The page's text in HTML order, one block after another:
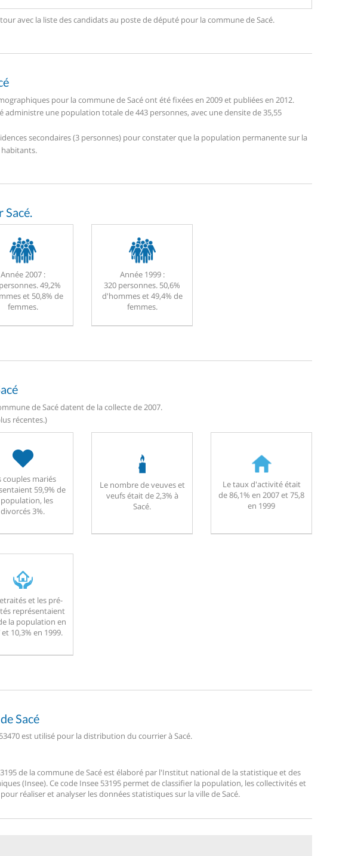
avec la liste des candidats au poste de député pour la commune de Sacé.
pour la commune de Sacé ont été fixées en 2009 et publiées en 2012.
administre une population totale de 443 personnes, avec une densite de 35,55
secondaires (3 personnes) pour constater que la population permanente sur la
habitants.
Sacé.
Année 2007 :
49,2%
et 50,8% de
femmes.
Année 1999 :
320 personnes. 50,6%
d'hommes et 49,4% de
femmes.
de Sacé datent de la collecte de 2007.
récentes.)
couples mariés
59,9% de
population, les
divorcés 3%.
Le nombre de veuves et
veufs était de 2,3% à
Sacé.
Le taux d'activité était
de 86,1% en 2007 et 75,8
en 1999
et les pré-
représentaient
la population en
10,3% en 1999.
Sacé
est utilisé pour la distribution du courrier à Sacé.
de la commune de Sacé est élaboré par l'Institut national de la statistique et des
(Insee). Ce code Insee 53195 permet de classifier la population, les collectivités et
réaliser et analyser les données statistiques sur la ville de Sacé.